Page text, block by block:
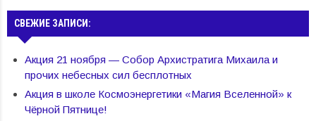
СВЕЖИЕ ЗАПИСИ:
Акция 21 ноября — Собор Архистратига Михаила и
прочих небесных сил бесплотных
Акция в школе Космоэнергетики «Магия Вселенной» к
Чёрной Пятнице!